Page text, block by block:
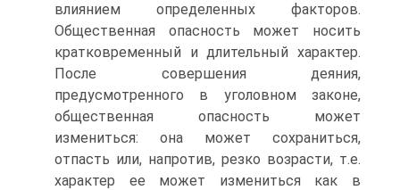
влиянием определенных факторов.
Общественная опасность может носить
кратковременный и длительный характер.
После совершения деяния,
предусмотренного в уголовном законе,
общественная опасность может
измениться: она может сохраниться,
отпасть или, напротив, резко возрасти, т.е.
характер ее может измениться как в